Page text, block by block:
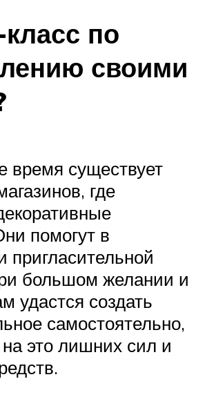
по
своими
время существует
где
помогут в
большом желании и
удастся создать
самостоятельно,
на это лишних сил и